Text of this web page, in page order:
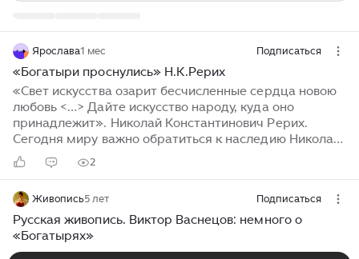
Ярослава1 мес Подписаться
«Богатыри проснулись» Н.К.Рерих
«Свет искусства озарит бесчисленные сердца новою
любовь <…> Дайте искусство народу, куда оно
принадлежит». Николай Константинович Рерих.
Сегодня миру важно обратиться к наследию Николая
Константиновича Рериха, художника, историка и
мыслителя, чтобы найти опору и использовать
Нужно, чтобы "богатыри проснулись" и вооружили нас,
потомков великой истории и культуры,
инструментами для постижения высших духовных
энергий во имя гармонии, мира и счастья. Художник
2
Живопись5 лет Подписаться
Русская живопись. Виктор Васнецов: немного о
«Богатырях»